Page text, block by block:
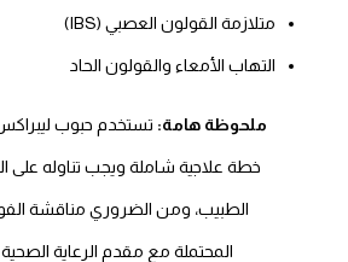
متلازمة القولون العصبي (IBS)
التهاب الأمعاء والقولون الحاد
ملحوظة هامة: تستخدم حبوب
خطة علاجية شاملة ويجب تناوله على
الطبيب، ومن الضروري مناقشة
المحتملة مع مقدم الرعاية